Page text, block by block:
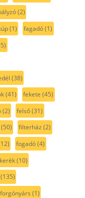
(2)
(1) fagadó(1)
(38)
(41) fekete (45)
(2) felső(31)
filterház (2)
fogadó(4)
(10)
forgónyárs (1)